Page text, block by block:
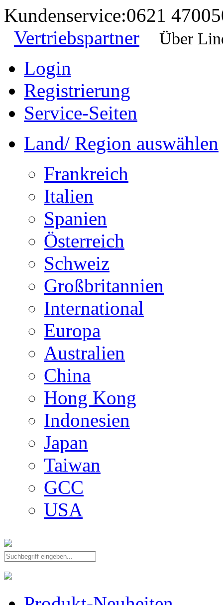
Kundenservice:0621
Vertriebspartner
Über
Login
Registrierung
Service-Seiten
Land/ Region auswählen
Frankreich
Italien
Spanien
Österreich
Schweiz
Großbritannien
International
Europa
Australien
China
Hong Kong
Indonesien
Japan
Taiwan
GCC
USA